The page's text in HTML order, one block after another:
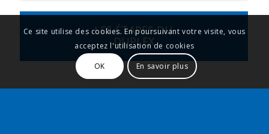
LES ÉTAPES DU
DUPLEX
Ce site utilise des cookies. En poursuivant votre visite, vous
acceptez l'utilisation de cookies
OK
En savoir plus